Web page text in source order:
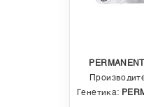
Генетика: